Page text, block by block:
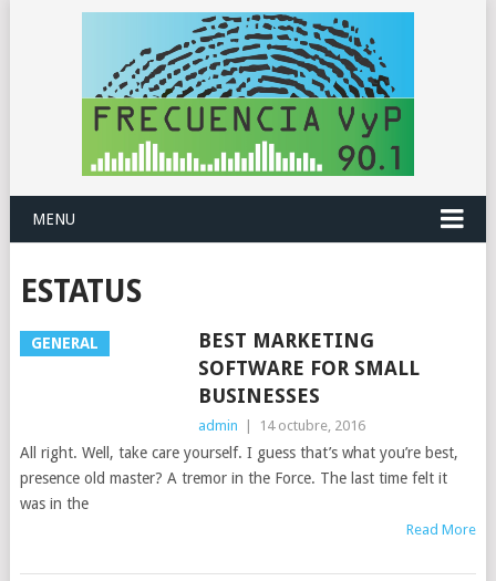
MENU
ESTATUS
GENERAL
BEST MARKETING
SOFTWARE FOR SMALL
BUSINESSES
admin 14 octubre, 2016
All right. Well, take care yourself. I guess that’s what you’re best,
presence old master? A tremor in the Force. The last time felt it
was in the
Read More